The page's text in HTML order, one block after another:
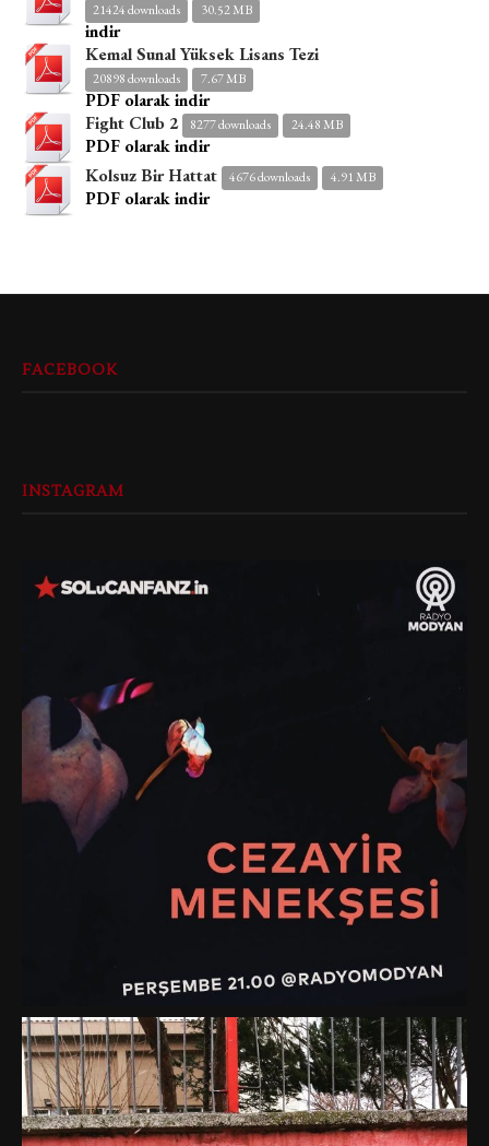
21424 downloads 30.52 MB
indir
Kemal Sunal Yüksek Lisans Tezi
20898 downloads 7.67 MB
PDF olarak indir
Fight Club 2
8277 downloads 24.48 MB
PDF olarak indir
Kolsuz Bir Hattat
4676 downloads 4.91 MB
PDF olarak indir
FACEBOOK
INSTAGRAM